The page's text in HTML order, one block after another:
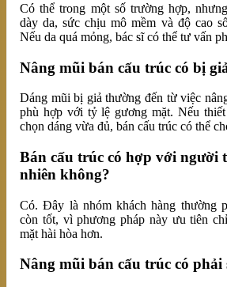
Có thể trong một số trường hợp,
dày da, sức chịu mô mềm và độ cao
Nếu da quá mỏng, bác sĩ có thể tư vấn
Nâng mũi bán cấu trúc có bị
Dáng mũi bị giả thường đến từ việc
phù hợp với tỷ lệ gương mặt. Nếu
chọn dáng vừa đủ, bán cấu trúc có thể
Bán cấu trúc có hợp với người
nhiên không?
Có. Đây là nhóm khách hàng thường
còn tốt, vì phương pháp này ưu tiên
mặt hài hòa hơn.
Nâng mũi bán cấu trúc có phải